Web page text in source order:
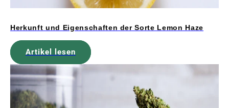
Herkunft und Eigenschaften der Sorte Lemon Haze
Artikel lesen